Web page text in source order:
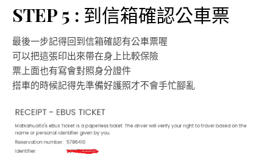
STEP 5 : 到信箱確認公車票
最後一步記得回到信箱確認有公車票喔
可以把這張印出來帶在身上比較保險
票上面也有寫會對照身分證件
搭車的時候記得先準備好護照才不會手忙腳亂